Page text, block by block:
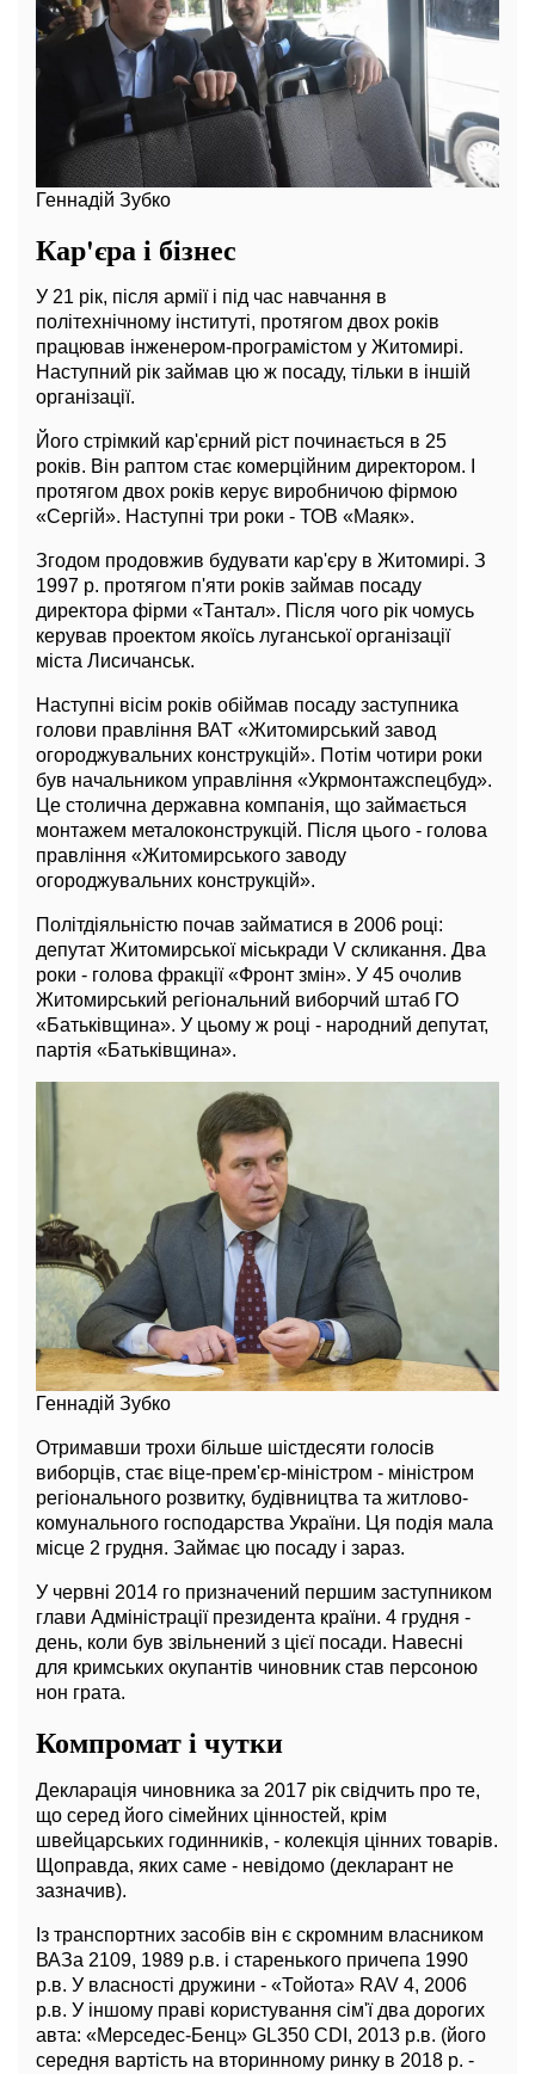
Геннадій Зубко
Кар'єра і бізнес
У 21 рік, після армії і під час навчання в
політехнічному інституті, протягом двох років
працював інженером-програмістом у Житомирі.
Наступний рік займав цю ж посаду, тільки в іншій
організації.
Його стрімкий кар'єрний ріст починається в 25
років. Він раптом стає комерційним директором. І
протягом двох років керує виробничою фірмою
«Сергій». Наступні три роки - ТОВ «Маяк».
Згодом продовжив будувати кар'єру в Житомирі. З
1997 р. протягом п'яти років займав посаду
директора фірми «Тантал». Після чого рік чомусь
керував проектом якоїсь луганської організації
міста Лисичанськ.
Наступні вісім років обіймав посаду заступника
голови правління ВАТ «Житомирський завод
огороджувальних конструкцій». Потім чотири роки
був начальником управління «Укрмонтажспецбуд».
Це столична державна компанія, що займається
монтажем металоконструкцій. Після цього - голова
правління «Житомирського заводу
огороджувальних конструкцій».
Політдіяльністю почав займатися в 2006 році:
депутат Житомирської міськради V скликання. Два
роки - голова фракції «Фронт змін». У 45 очолив
Житомирський регіональний виборчий штаб ГО
«Батьківщина». У цьому ж році - народний депутат,
партія «Батьківщина».
Геннадій Зубко
Отримавши трохи більше шістдесяти голосів
виборців, стає віце-прем'єр-міністром - міністром
регіонального розвитку, будівництва та житлово-
комунального господарства України. Ця подія мала
місце 2 грудня. Займає цю посаду і зараз.
У червні 2014 го призначений першим заступником
глави Адміністрації президента країни. 4 грудня -
день, коли був звільнений з цієї посади. Навесні
для кримських окупантів чиновник став персоною
нон грата.
Компромат і чутки
Декларація чиновника за 2017 рік свідчить про те,
що серед його сімейних цінностей, крім
швейцарських годинників, - колекція цінних товарів.
Щоправда, яких саме - невідомо (декларант не
зазначив).
Із транспортних засобів він є скромним власником
ВАЗа 2109, 1989 р.в. і старенького причепа 1990
р.в. У власності дружини - «Тойота» RAV 4, 2006
р.в. У іншому праві користування сім'ї два дорогих
авта: «Мерседес-Бенц» GL350 CDI, 2013 р.в. (його
середня вартість на вторинному ринку в 2018 р. -